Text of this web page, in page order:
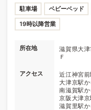
駐車場 ベビーベッド
19時以降営業
所在地
滋賀県大
Ｆ
アクセス
近江神宮
大津京駅
南滋賀駅
京阪大津
滋賀里駅